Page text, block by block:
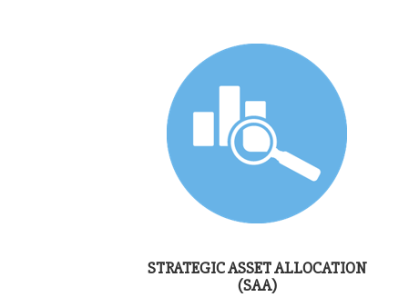
STRATEGIC ASSET ALLOCATION
(SAA)